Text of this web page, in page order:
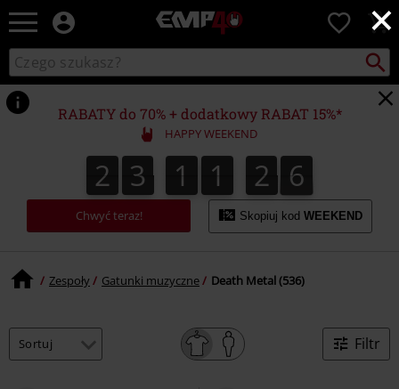
×
EMP
Merch
Fanów:
Muzyki,
Filmów,
Seriali
Gier
-
Moda
Alternatywna.
0
Wyszukaj
katalog
Szukaj
RABATY do 70% + dodatkowy RABAT 15%*
HAPPY WEEKEND
2
2 3
3 1
1 1
1 2
2
2
2 4
5
4
6
5
Chwyć teraz! Skopiuj kod WEEKEND
Zespoły Gatunki muzyczne Death Metal (536)
Filtr